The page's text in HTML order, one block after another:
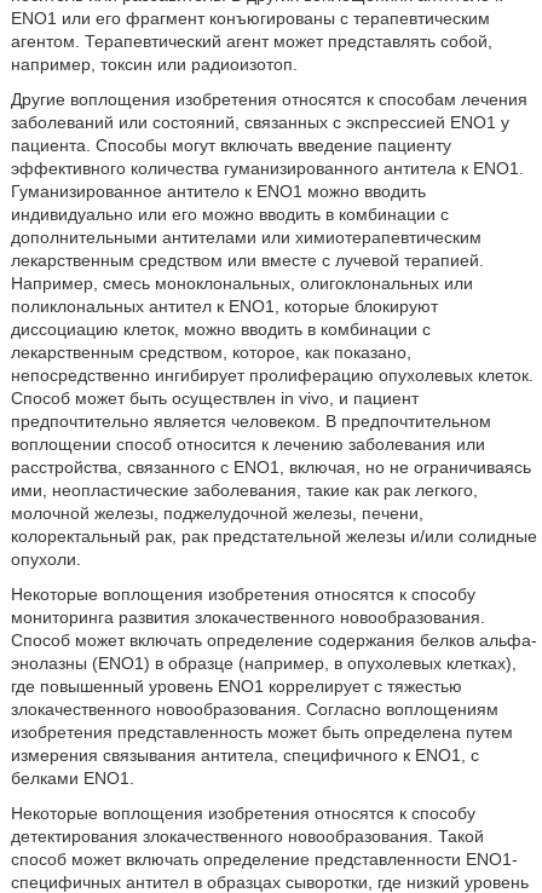
ENO1 или его фрагмент конъюгированы с терапевтическим
агентом. Терапевтический агент может представлять собой,
например, токсин или радиоизотоп.
Другие воплощения изобретения относятся к способам лечения
заболеваний или состояний, связанных с экспрессией ENO1 у
пациента. Способы могут включать введение пациенту
эффективного количества гуманизированного антитела к ENO1.
Гуманизированное антитело к ENO1 можно вводить
индивидуально или его можно вводить в комбинации с
дополнительными антителами или химиотерапевтическим
лекарственным средством или вместе с лучевой терапией.
Например, смесь моноклональных, олигоклональных или
поликлональных антител к ENO1, которые блокируют
диссоциацию клеток, можно вводить в комбинации с
лекарственным средством, которое, как показано,
непосредственно ингибирует пролиферацию опухолевых клеток.
Способ может быть осуществлен in vivo, и пациент
предпочтительно является человеком. В предпочтительном
воплощении способ относится к лечению заболевания или
расстройства, связанного с ENO1, включая, но не ограничиваясь
ими, неопластические заболевания, такие как рак легкого,
молочной железы, поджелудочной железы, печени,
колоректальный рак, рак предстательной железы и/или солидные
опухоли.
Некоторые воплощения изобретения относятся к способу
мониторинга развития злокачественного новообразования.
Способ может включать определение содержания белков альфа-
энолазны (ENO1) в образце (например, в опухолевых клетках),
где повышенный уровень ENO1 коррелирует с тяжестью
злокачественного новообразования. Согласно воплощениям
изобретения представленность может быть определена путем
измерения связывания антитела, специфичного к ENO1, с
белками ENO1.
Некоторые воплощения изобретения относятся к способу
детектирования злокачественного новообразования. Такой
способ может включать определение представленности ENO1-
специфичных антител в образцах сыворотки, где низкий уровень